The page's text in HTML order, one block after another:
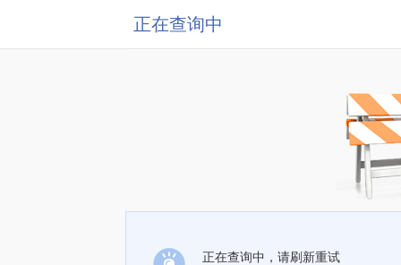
正在查询中
正在查询中，请刷新重试